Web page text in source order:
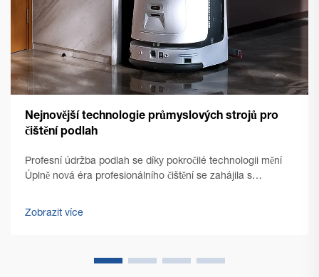
Nejnovější technologie průmyslových strojů pro
čištění podlah
Profesní údržba podlah se díky pokročilé technologii mění
Úplně nová éra profesionálního čištění se zahájila s
komerčním prostředí. Řízení zařízení se od té doby
Zobrazit více